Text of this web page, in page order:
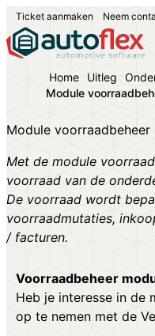
Ticket aanmaken Neem
Home Uitleg
Module
Module voorraadbeheer
Met de module
voorraad van de
De voorraad wordt
voorraadmutaties,
/ facturen.
Voorraadbeheer
Heb je interesse in de
op te nemen met de